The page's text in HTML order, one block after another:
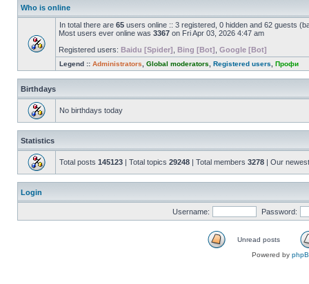
Who is online
In total there are 65 users online :: 3 registered, 0 hidden and 62 guests
Most users ever online was 3367 on Fri Apr 03, 2026 4:47 am
Registered users: Baidu [Spider] Bing [Bot] Google [Bot]
Legend :: Administrators Global moderators Registered users Профи
Birthdays
No birthdays today
Statistics
Total posts 145123 | Total topics 29248 | Total members 3278 | Our
Login
Username: Password:
Unread posts
Powered by